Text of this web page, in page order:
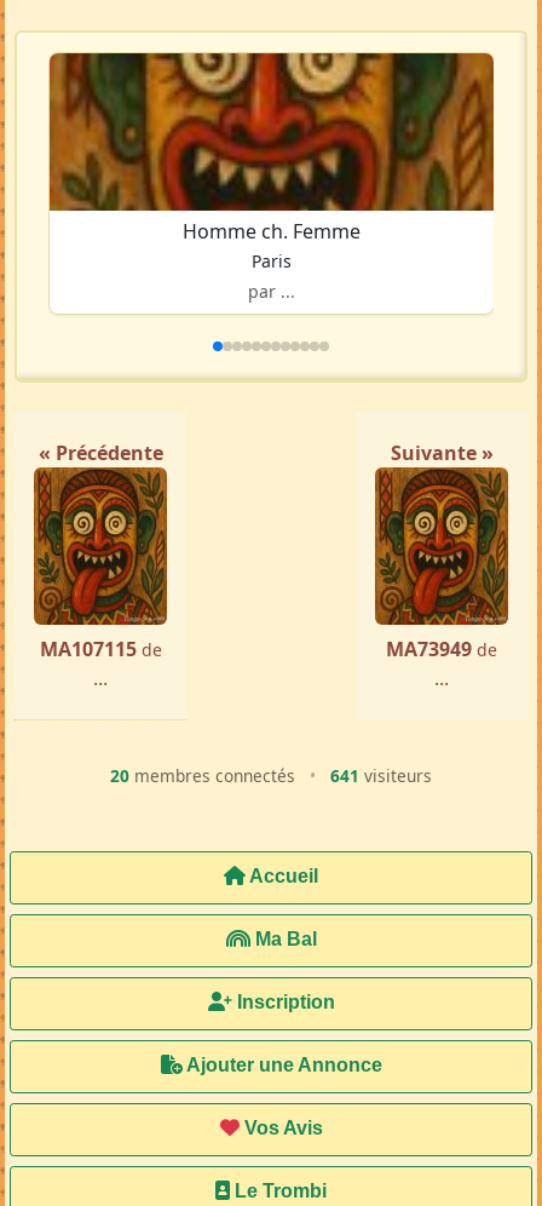
Homme ch. Femme
Paris
par ...
« Précédente
MA107115 de
...
Suivante »
MA73949 de
...
20 membres connectés • 641 visiteurs
Accueil
Ma Bal
Inscription
Ajouter une Annonce
Vos Avis
Le Trombi